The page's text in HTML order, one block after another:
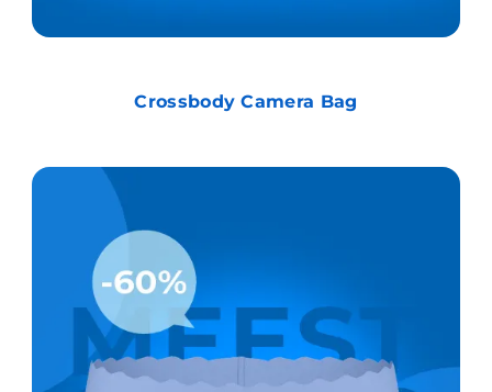
Crossbody Camera Bag